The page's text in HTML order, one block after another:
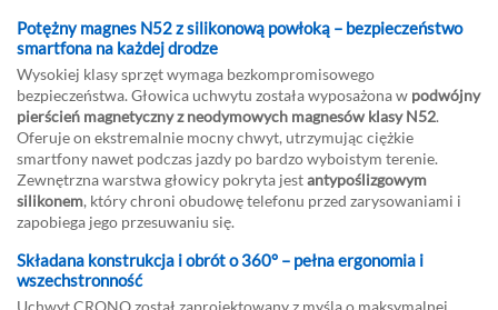
Potężny magnes N52 z silikonową powłoką – bezpieczeństwo
smartfona na każdej drodze
Wysokiej klasy sprzęt wymaga bezkompromisowego
bezpieczeństwa. Głowica uchwytu została wyposażona w podwójny
pierścień magnetyczny z neodymowych magnesów klasy N52.
Oferuje on ekstremalnie mocny chwyt, utrzymując ciężkie
smartfony nawet podczas jazdy po bardzo wyboistym terenie.
Zewnętrzna warstwa głowicy pokryta jestantypoślizgowym
silikonem, który chroni obudowę telefonu przed zarysowaniami i
zapobiega jego przesuwaniu się.
Składana konstrukcja i obrót o 360° – pełna ergonomia i
wszechstronność
Uchwyt CRONO został zaprojektowany z myślą o maksymalnej